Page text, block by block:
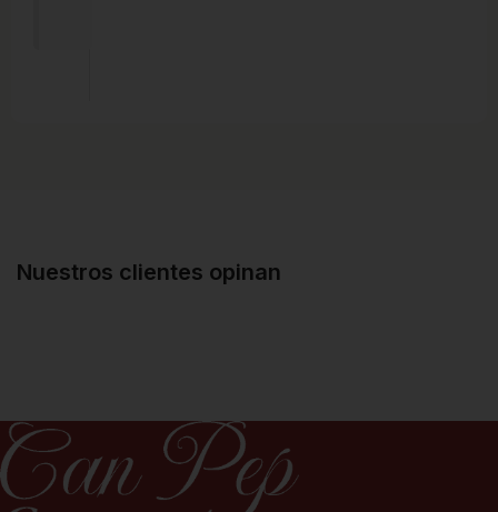
Nuestros clientes opinan